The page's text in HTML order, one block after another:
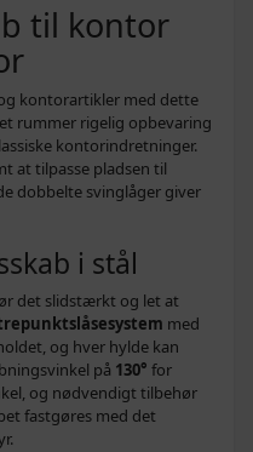
til kontor
kontorartikler med dette
rummer rigelig opbevaring
kontorindretninger.
at tilpasse pladsen til
dobbelte svinglåger giver
i stål
det slidstærkt og let at
med
og hver hylde kan
på 130° for
og nødvendigt tilbehør
fastgøres med det
2.799,-
1.320,-
1.129,-
70 cm - 1 stk
1.316,-
1.279,-
1.599,-
stk 1.599,-
2.690,-